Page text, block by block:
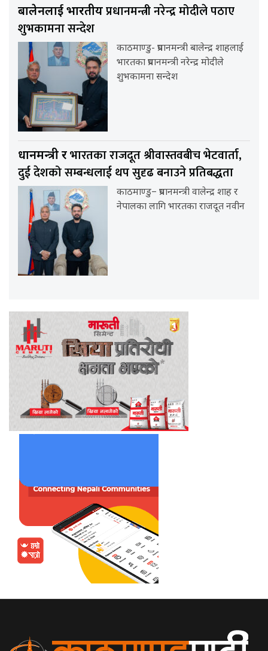
बालेनलाई भारतीयप्रधानमन्त्री नरेन्द्र मोदीले पठाए
शुभकामना सन्देश
काठमाण्डु- प्रधानमन्त्री बालेन्द्र शाहलाई
भारतका प्रधानमन्त्री नरेन्द्र मोदीले
शुभकामना सन्देश
प्रधानमन्त्री रभारतका राजदूत श्रीवास्तवबीच भेटवार्ता,
दुई देशको सम्बन्धलाई थप सुदृढ बनाउने प्रतिबद्धता
काठमाण्डु– प्रधानमन्त्री वालेन्द्र शाह र
नेपालका लागि भारतका राजदूत नवीन